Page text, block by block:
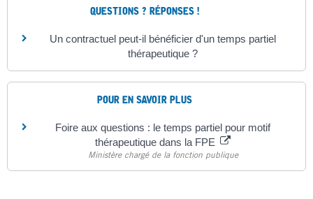
QUESTIONS ? RÉPONSES !
Un contractuel peut-il bénéficier d'un temps partiel
thérapeutique ?
POUR EN SAVOIR PLUS
Foire aux questions : le temps partiel pour motif
thérapeutique dans la FPE
Ministère chargé de la fonction publique